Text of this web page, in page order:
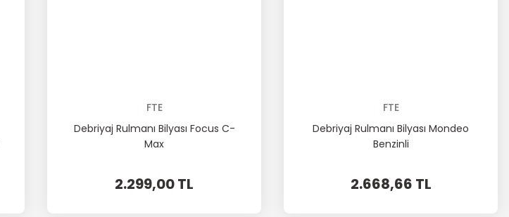
FTE
Debriyaj Rulmanı Bilyası Focus C-
Max
2.299,00 TL
FTE
Debriyaj Rulmanı Bilyası Mondeo
Benzinli
2.668,66 TL